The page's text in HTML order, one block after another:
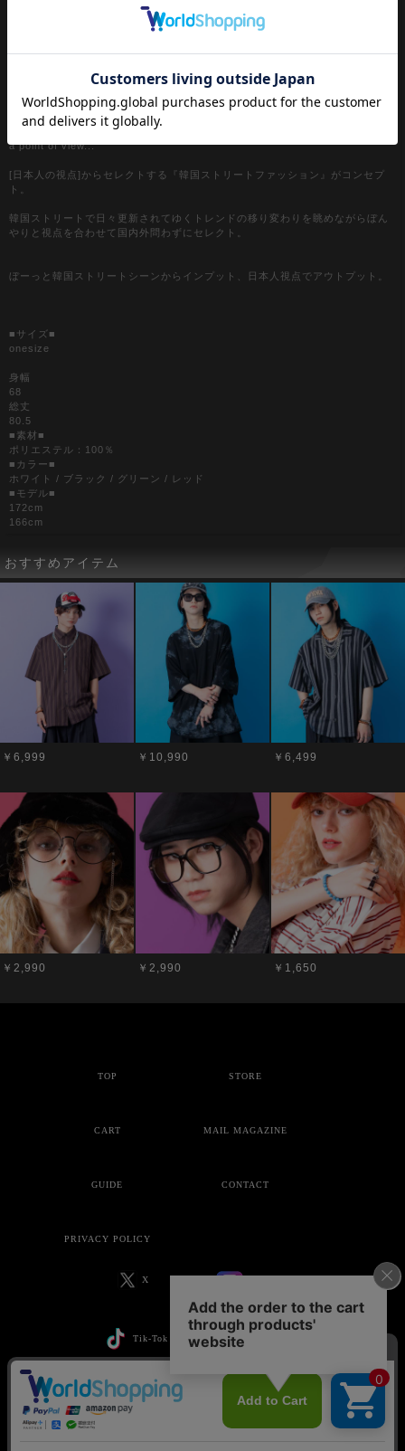
【a.p.o.v. / エーピーオービー】
a point of view...
[日本人の視点]からセレクトする『韓国ストリートファッション』がコンセプ
ト。
韓国ストリートで日々更新されてゆくトレンドの移り変わりを眺めながらぼん
やりと視点を合わせて国内外問わずにセレクト。
ぼーっと韓国ストリートシーンからインプット、日本人視点でアウトプット。
■サイズ■
onesize
身幅
68
総丈
80.5
■素材■
ポリエステル：100％
■カラー■
ホワイト / ブラック / グリーン / レッド
■モデル■
172cm
166cm
おすすめアイテム
￥6,999 ￥10,990 ￥6,499
￥2,990 ￥2,990 ￥1,650
TOP STORE
CART MAIL MAGAZINE
GUIDE CONTACT
PRIVACY POLICY
X
Tik-Tok
Copyright © ankoROCK all rights reserved.